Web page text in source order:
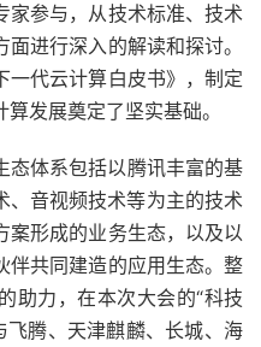
家参与，从技术标准、技术
进行深入的解读和探讨。
一代云计算白皮书》，制定
发展奠定了坚实基础。
态体系包括以腾讯丰富的基
、音视频技术等为主的技术
案形成的业务生态，以及以
伴共同建造的应用生态。整
助力，在本次大会的“科技
飞腾、天津麒麟、长城、海